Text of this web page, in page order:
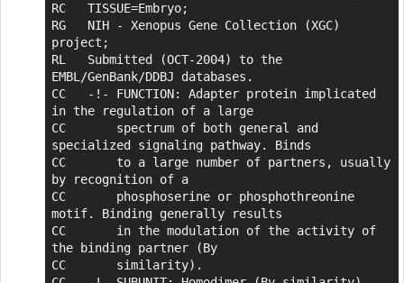
RC   TISSUE=Embryo;
RG   NIH - Xenopus Gene Collection (XGC)
project;
RL   Submitted (OCT-2004) to the
EMBL/GenBank/DDBJ databases.
CC   -!- FUNCTION: Adapter protein implicated
in the regulation of a large
CC       spectrum of both general and
specialized signaling pathway. Binds
CC       to a large number of partners, usually
by recognition of a
CC       phosphoserine or phosphothreonine
motif. Binding generally results
CC       in the modulation of the activity of
the binding partner (By
CC       similarity).